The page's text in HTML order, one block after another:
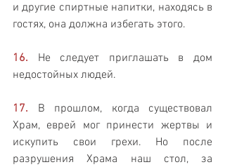
и другие спиртные напитки, находясь в
гостях, она должна избегать этого.
16. Не следует приглашать в дом
недостойных людей.
17. В прошлом, когда существовал
Храм, еврей мог принести жертвы и
искупить свои грехи. Но после
разрушения Храма наш стол, за